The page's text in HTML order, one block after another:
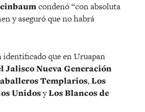
condenó “con absoluta
y aseguró que no habrá
identificado que en Uruapan
Jalisco Nueva Generación
Templarios,Los
UnidosyLos Blancos de